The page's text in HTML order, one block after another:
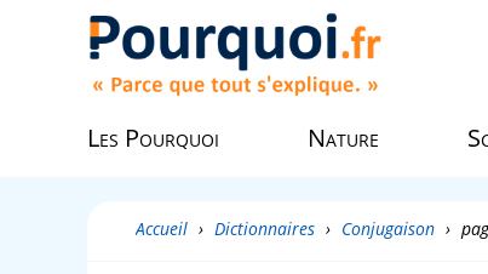
Les Pourquoi Nature
Accueil › Dictionnaires › Conjugaison ›